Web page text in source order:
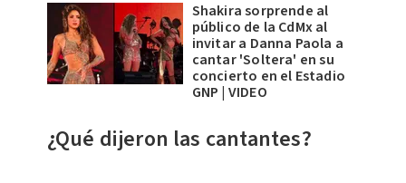
Shakira sorprende al
público de la CdMx al
invitar a Danna Paola a
cantar 'Soltera' en su
concierto en el Estadio
GNP | VIDEO
¿Qué dijeron las cantantes?